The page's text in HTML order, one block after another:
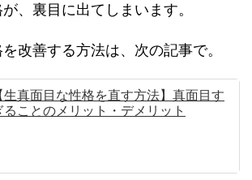
、裏目に出てしまいます。
改善する方法は、次の記事で。
【生真面目な性格を直す方法】真面目す
ることのメリット・デメリット